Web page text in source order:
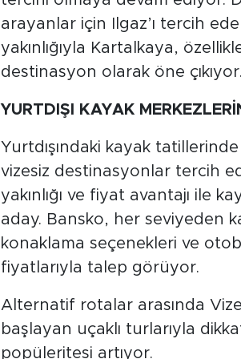
arayanlar için Ilgaz’ı tercih
yakınlığıyla Kartalkaya,
destinasyon olarak öne
YURTDIŞI KAYAK
Yurtdışındaki kayak
vizesiz destinasyonlar tercih
yakınlığı ve fiyat avantajı ile
aday. Bansko, her seviyeden
konaklama seçenekleri ve
fiyatlarıyla talep görüyor.
Alternatif rotalar arasında
başlayan uçaklı turlarıyla
popüleritesi artıyor.